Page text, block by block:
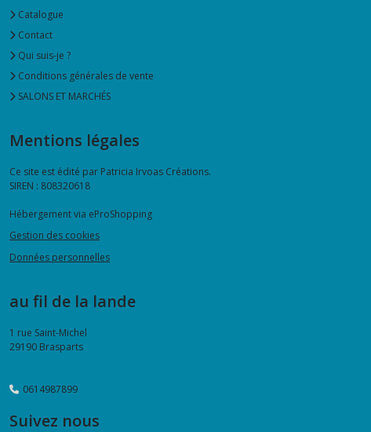
Catalogue
Contact
Qui suis-je ?
Conditions générales de vente
SALONS ET MARCHÉS
Mentions légales
Ce site est édité par Patricia Irvoas Créations.
SIREN : 808320618
Hébergement via eProShopping
Gestion des cookies
Données personnelles
au fil de la lande
1 rue Saint-Michel
29190 Brasparts
0614987899
Suivez nous